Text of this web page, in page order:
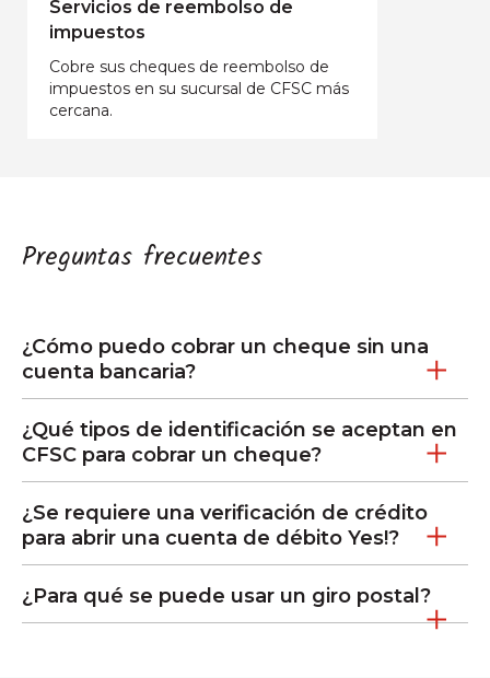
Servicios de reembolso de
impuestos
Cobre sus cheques de reembolso de
impuestos en su sucursal de CFSC más
cercana.
Preguntas frecuentes
¿Cómo puedo cobrar un cheque sin una
cuenta bancaria?
¿Qué tipos de identificación se aceptan en
CFSC para cobrar un cheque?
¿Se requiere una verificación de crédito
para abrir una cuenta de débito Yes!?
¿Para qué se puede usar un giro postal?